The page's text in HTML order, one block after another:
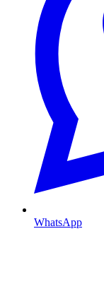
WhatsApp